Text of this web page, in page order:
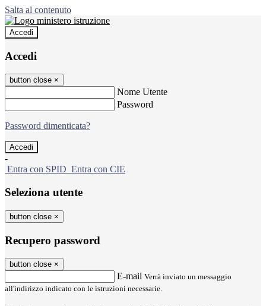
Salta al contenuto
Accedi
Accedi
button close ×
Nome Utente
Password
Password dimenticata?
-
Entra con SPID Entra con CIE
Seleziona utente
button close ×
Recupero password
button close ×
E-mail Verrà inviato un messaggio
all'indirizzo indicato con le istruzioni necessarie.